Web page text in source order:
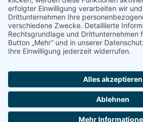
Tags
Android Android Phone Anwendung App Apple
Entwicklung Google Handy Internet Plattform
Copyright 2004 - 2026 byseekXL- Die Meta